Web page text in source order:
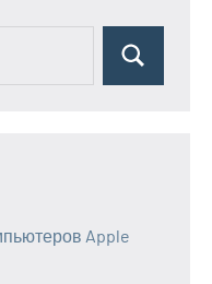
Поиск
Apple